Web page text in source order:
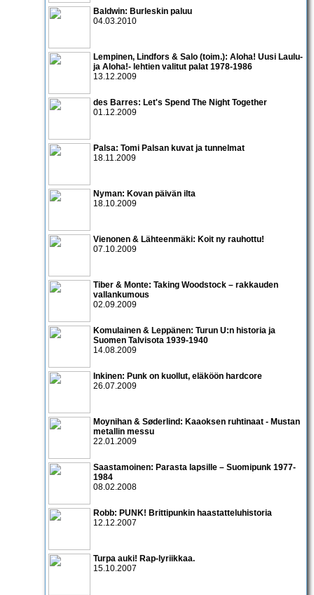
Baldwin: Burleskin paluu
04.03.2010
Lempinen, Lindfors & Salo (toim.): Aloha! Uusi Laulu-
ja Aloha!- lehtien valitut palat 1978-1986
13.12.2009
des Barres: Let's Spend The Night Together
01.12.2009
Palsa: Tomi Palsan kuvat ja tunnelmat
18.11.2009
Nyman: Kovan päivän ilta
18.10.2009
Vienonen & Lähteenmäki: Koit ny rauhottu!
07.10.2009
Tiber & Monte: Taking Woodstock – rakkauden
vallankumous
02.09.2009
Komulainen & Leppänen: Turun U:n historia ja
Suomen Talvisota 1939-1940
14.08.2009
Inkinen: Punk on kuollut, eläköön hardcore
26.07.2009
Moynihan & Søderlind: Kaaoksen ruhtinaat - Mustan
metallin messu
22.01.2009
Saastamoinen: Parasta lapsille – Suomipunk 1977-
1984
08.02.2008
Robb: PUNK! Brittipunkin haastatteluhistoria
12.12.2007
Turpa auki! Rap-lyriikkaa.
15.10.2007